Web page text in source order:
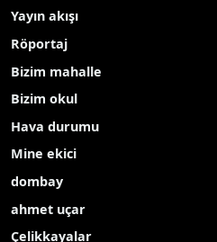
Yayın akışı
Röportaj
Bizim mahalle
Bizim okul
Hava durumu
Mine ekici
dombay
ahmet uçar
Çelikkayalar